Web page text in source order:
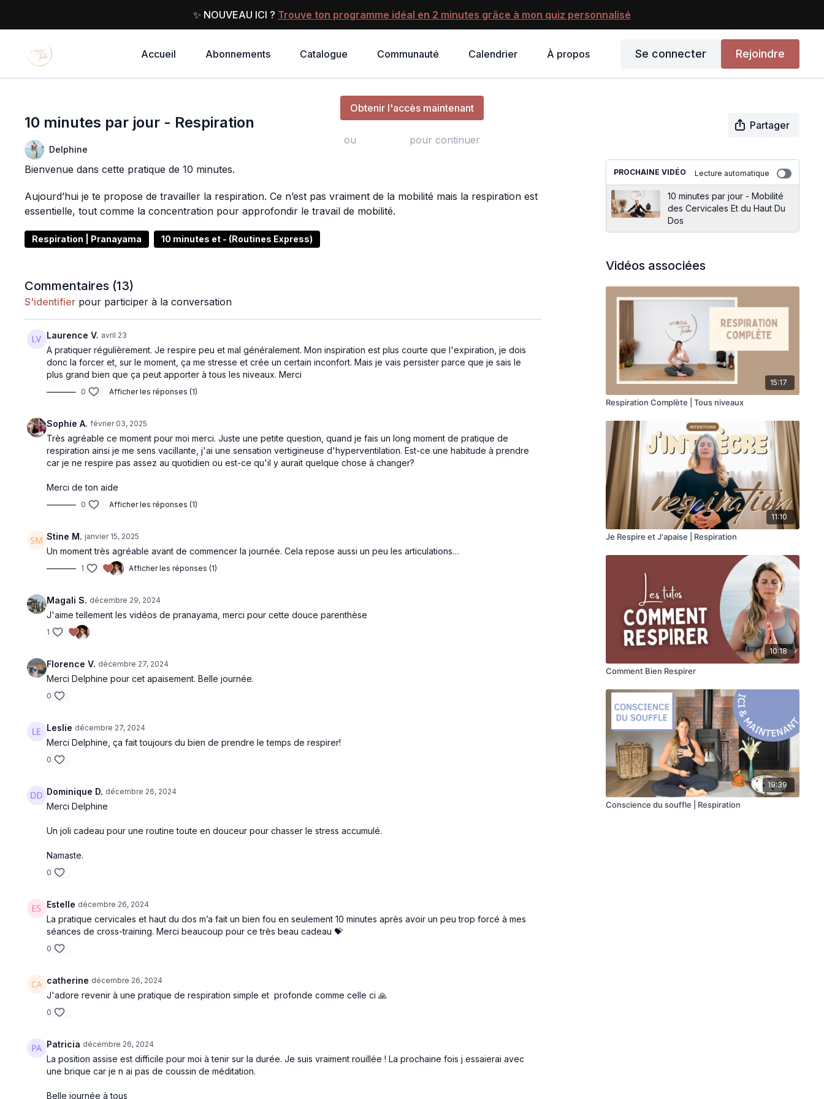
✨ NOUVEAU ICI ? Trouve ton programme idéal en 2 minutes grâce à mon quiz personnalisé
Accueil Abonnements Catalogue Communauté Calendrier À propos Se connecter Rejoindre
10 minutes par jour - Respiration
Obtenir l'accès maintenant
ou pour continuer
10 minutes par jour - Respiration Partager
Delphine
Bienvenue dans cette pratique de 10 minutes.
Aujourd’hui je te propose de travailler la respiration. Ce n’est pas vraiment de la mobilité mais la respiration est
essentielle, tout comme la concentration pour approfondir le travail de mobilité.
Respiration | Pranayama 10 minutes et - (Routines Express)
Commentaires (13)
S'identifier pour participer à la conversation
Laurence V. avril 23
A pratiquer régulièrement. Je respire peu et mal généralement. Mon inspiration est plus courte que l'expiration, je dois
donc la forcer et, sur le moment, ça me stresse et crée un certain inconfort. Mais je vais persister parce que je sais le
plus grand bien que ça peut apporter à tous les niveaux. Merci
0 Afficher les réponses (1)
Sophie A. février 03, 2025
Très agréable ce moment pour moi merci. Juste une petite question, quand je fais un long moment de pratique de
respiration ainsi je me sens vacillante, j'ai une sensation vertigineuse d'hyperventilation. Est-ce une habitude à prendre
car je ne respire pas assez au quotidien ou est-ce qu'il y aurait quelque chose à changer?
Merci de ton aide
0 Afficher les réponses (1)
Stine M. janvier 15, 2025
Un moment très agréable avant de commencer la journée. Cela repose aussi un peu les articulations…
1 Afficher les réponses (1)
Magali S. décembre 29, 2024
J'aime tellement les vidéos de pranayama, merci pour cette douce parenthèse
1
Florence V. décembre 27, 2024
Merci Delphine pour cet apaisement. Belle journée.
0
Leslie décembre 27, 2024
Merci Delphine, ça fait toujours du bien de prendre le temps de respirer!
0
Dominique D. décembre 26, 2024
Merci Delphine
Un joli cadeau pour une routine toute en douceur pour chasser le stress accumulé.
Namaste.
0
Estelle décembre 26, 2024
La pratique cervicales et haut du dos m’a fait un bien fou en seulement 10 minutes après avoir un peu trop forcé à mes
séances de cross-training. Merci beaucoup pour ce très beau cadeau 💝
0
catherine décembre 26, 2024
J'adore revenir à une pratique de respiration simple et profonde comme celle ci 🙏
0
Patricia décembre 26, 2024
La position assise est difficile pour moi à tenir sur la durée. Je suis vraiment rouillée ! La prochaine fois j essaierai avec
une brique car je n ai pas de coussin de méditation.
Belle journée à tous
PROCHAINE VIDÉO Lecture automatique
10 minutes par jour - Mobilité
des Cervicales Et du Haut Du
Dos
Vidéos associées
15:17
Respiration Complète | Tous niveaux
11:10
Je Respire et J'apaise | Respiration
10:18
Comment Bien Respirer
19:39
Conscience du souffle | Respiration